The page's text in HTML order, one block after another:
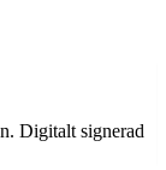
Digitalt signerad